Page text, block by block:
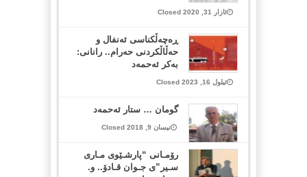
ئازار 31, 2020 Closed
ڕەچەڵکناسی ئەنفال و
حەڵاڵکردنی حەرام.. رانانی:
بەکر ئەحمەد
ئیلول 16, 2023 Closed
گومان … ستار ئەحمەد
نیسان 9, 2018 Closed
رۆمـانی “پارشـێوی مـاری
سـیر”ی جـوان قـادۆ.. و.